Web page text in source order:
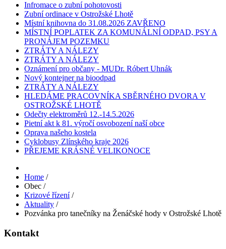
Infromace o zubní pohotovosti
Zubní ordinace v Ostrožské Lhotě
Místní knihovna do 31.08.2026 ZAVŘENO
MÍSTNÍ POPLATEK ZA KOMUNÁLNÍ ODPAD, PSY A
PRONÁJEM POZEMKU
ZTRÁTY A NÁLEZY
ZTRÁTY A NÁLEZY
Oznámení pro občany - MUDr. Róbert Uhnák
Nový kontejner na bioodpad
ZTRÁTY A NÁLEZY
HLEDÁME PRACOVNÍKA SBĚRNÉHO DVORA V
OSTROŽSKÉ LHOTĚ
Odečty elektroměrů 12.-14.5.2026
Pietní akt k 81. výročí osvobození naší obce
Oprava našeho kostela
Cyklobusy Zlínského kraje 2026
PŘEJEME KRÁSNÉ VELIKONOCE
Home /
Obec /
Krizové řízení /
Aktuality /
Pozvánka pro tanečníky na Ženáčské hody v Ostrožské Lhotě
Kontakt